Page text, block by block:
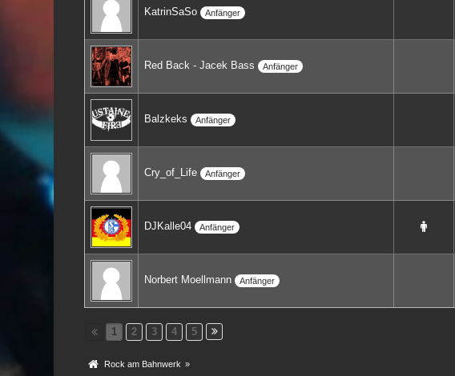
KatrinSaSo Anfänger
Red Back - Jacek Bass Anfänger
Balzkeks Anfänger
Cry_of_Life Anfänger
DJKalle04 Anfänger
Norbert Moellmann Anfänger
1 2 3 4 5
Rock am Bahnwerk »